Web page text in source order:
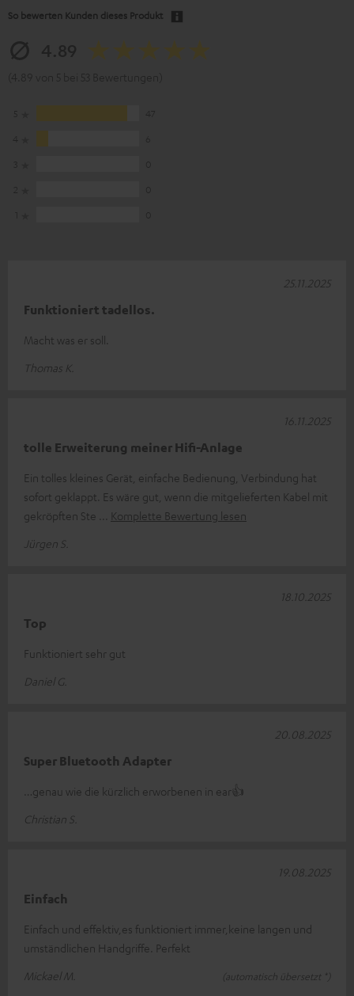
So bewerten Kunden dieses Produkt
Funktioniert tadellos.
Macht was er soll.
Thomas K.
25.11.2025
tolle Erweiterung meiner Hifi-Anlage
Ein tolles kleines Gerät, einfache Bedienung, Verbindung hat
sofort geklappt. Es wäre gut, wenn die mitgelieferten Kabel mit
gekröpften Ste
Komplette Bewertung lesen
Jürgen S.
16.11.2025
Top
Funktioniert sehr gut
Daniel G.
18.10.2025
Super Bluetooth Adapter
…genau wie die kürzlich erworbenen in ear👍
Christian S.
20.08.2025
Einfach
Einfach und effektiv,es funktioniert immer,keine langen und
umständlichen Handgriffe. Perfekt
Mickael M.
(automatisch übersetzt *)
19.08.2025